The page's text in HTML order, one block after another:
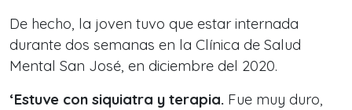
De hecho, la joven tuvo que estar internada
durante dos semanas en la Clínica de Salud
Mental San José, en diciembre del 2020.
‘Estuve con siquiatra y terapia. Fue muy duro,